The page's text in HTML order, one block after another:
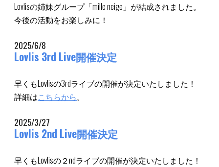
Lovlisの姉妹グループ「mille neige」が結成されました。
今後の活動をお楽しみに！
2025/6/8
Lovlis 3rd Live開催決定
早くもLovlisの3rdライブの開催が決定いたしました！
詳細はこちらから。
2025/3/27
Lovlis 2nd Live開催決定
早くもLovlisの２ndライブの開催が決定いたしました！